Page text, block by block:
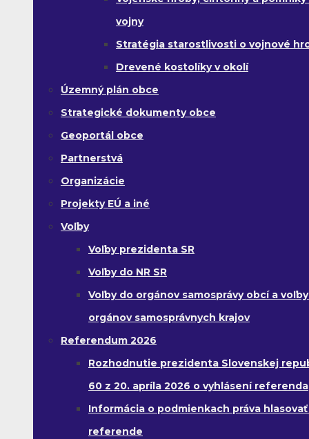
vojny
Stratégia starostlivosti o vojnové
Drevené kostolíky v okolí
Územný plán obce
Strategické dokumenty obce
Geoportál obce
Partnerstvá
Organizácie
Projekty EÚ a iné
Voľby
Voľby prezidenta SR
Voľby do NR SR
Voľby do orgánov samosprávy obcí a
orgánov samosprávnych krajov
Referendum 2026
Rozhodnutie prezidenta Slovenskej
60 z 20. apríla 2026 o vyhlásení referenda
Informácia o podmienkach práva hlasovať
referende